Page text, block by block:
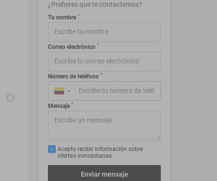
¿Prefieres que te contactemos?
Tu nombre *
Correo electrónico *
Número de teléfono *
▼
Mensaje *
Acepto recibir información sobre
ofertas inmobiliarias
Enviar mensaje